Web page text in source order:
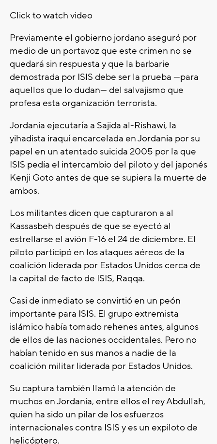
Click to watch video
Previamente el gobierno jordano aseguró por
medio de un portavoz que este crimen no se
quedará sin respuesta y que la barbarie
demostrada por ISIS debe ser la prueba —para
aquellos que lo dudan— del salvajismo que
profesa esta organización terrorista.
Jordania ejecutaría a Sajida al-Rishawi, la
yihadista iraquí encarcelada en Jordania por su
papel en un atentado suicida 2005 por la que
ISIS pedía el intercambio del piloto y del japonés
Kenji Goto antes de que se supiera la muerte de
ambos.
Los militantes dicen que capturaron a al
Kassasbeh después de que se eyectó al
estrellarse el avión F-16 el 24 de diciembre. El
piloto participó en los ataques aéreos de la
coalición liderada por Estados Unidos cerca de
la capital de facto de ISIS, Raqqa.
Casi de inmediato se convirtió en un peón
importante para ISIS. El grupo extremista
islámico había tomado rehenes antes, algunos
de ellos de las naciones occidentales. Pero no
habían tenido en sus manos a nadie de la
coalición militar liderada por Estados Unidos.
Su captura también llamó la atención de
muchos en Jordania, entre ellos el rey Abdullah,
quien ha sido un pilar de los esfuerzos
internacionales contra ISIS y es un expiloto de
helicóptero.